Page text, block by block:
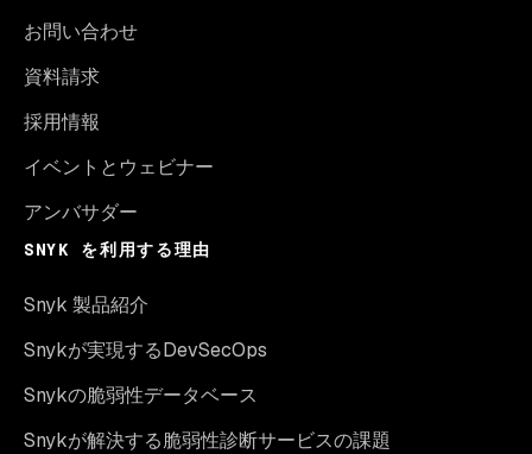
お問い合わせ
資料請求
採用情報
イベントとウェビナー
アンバサダー
SNYK を利用する理由
Snyk 製品紹介
Snykが実現するDevSecOps
Snykの脆弱性データベース
Snykが解決する脆弱性診断サービスの課題